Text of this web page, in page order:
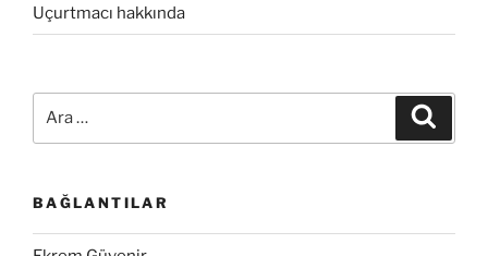
Uçurtmacı hakkında
BAĞLANTILAR